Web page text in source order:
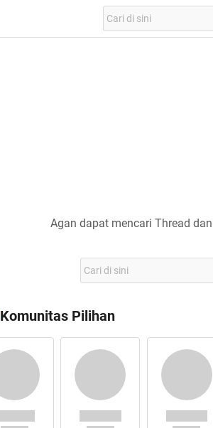
Agan dapat mencari Thread
Komunitas Pilihan